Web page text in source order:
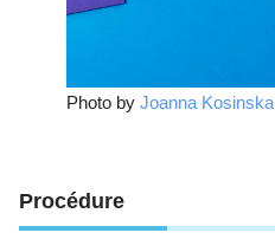
Photo by Joanna Kosinska
Procédure